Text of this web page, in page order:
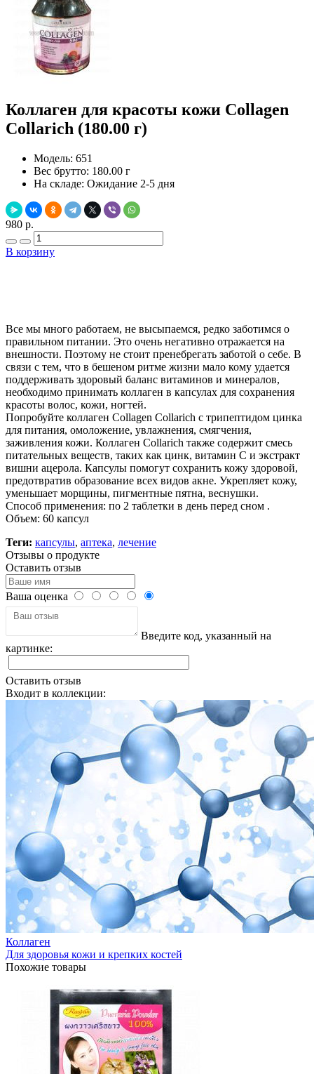
Коллаген для красоты кожи Collagen
Collarich (180.00 г)
Модель: 651
Вес брутто: 180.00 г
На складе: Ожидание 2-5 дня
980 р.
В корзину
Все мы много работаем, не высыпаемся, редко заботимся о
правильном питании. Это очень негативно отражается на
внешности. Поэтому не стоит пренебрегать заботой о себе. В
связи с тем, что в бешеном ритме жизни мало кому удается
поддерживать здоровый баланс витаминов и минералов,
необходимо принимать коллаген в капсулах для сохранения
красоты волос, кожи, ногтей.
Попробуйте коллаген Collagen Collarich с трипептидом цинка
для питания, омоложение, увлажнения, смягчения,
заживления кожи. Коллаген Collarich также содержит смесь
питательных веществ, таких как цинк, витамин С и экстракт
вишни ацерола. Капсулы помогут сохранить кожу здоровой,
предотвратив образование всех видов акне. Укрепляет кожу,
уменьшает морщины, пигментные пятна, веснушки.
Способ применения: по 2 таблетки в день перед сном .
Объем: 60 капсул
Теги: капсулы, аптека, лечение
Отзывы о продукте
Оставить отзыв
Ваша оценка
Введите код, указанный на
картинке:
Оставить отзыв
Входит в коллекции:
Коллаген
Для здоровья кожи и крепких костей
Похожие товары